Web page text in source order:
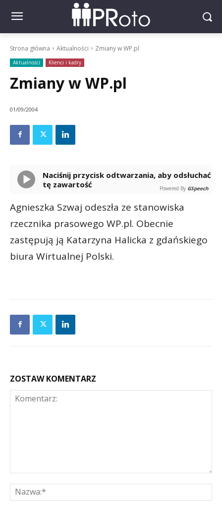
Strona główna Aktualności Zmiany w WP.pl
Aktualności Klienci i kadry
Zmiany w WP.pl
01/09/2004
Naciśnij przycisk odtwarzania, aby odsłuchać
tę zawartość
Powered By GSpeech
Agnieszka Szwaj odeszła ze stanowiska
rzecznika prasowego WP.pl. Obecnie
zastępują ją Katarzyna Halicka z gdańskiego
biura Wirtualnej Polski.
ZOSTAW KOMENTARZ